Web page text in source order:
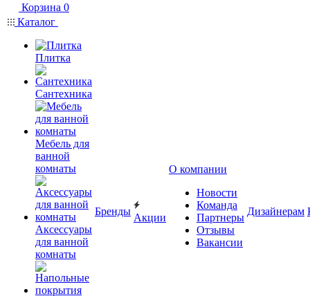
Корзина 0
Каталог
Плитка
Сантехника
Мебель для
ванной
комнаты
Аксессуары
для ванной
комнаты
Бренды
Акции
О компании
Новости
Команда
Партнеры
Отзывы
Вакансии
Дизайнерам